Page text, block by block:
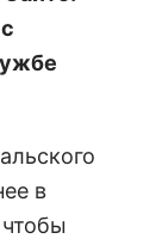
в